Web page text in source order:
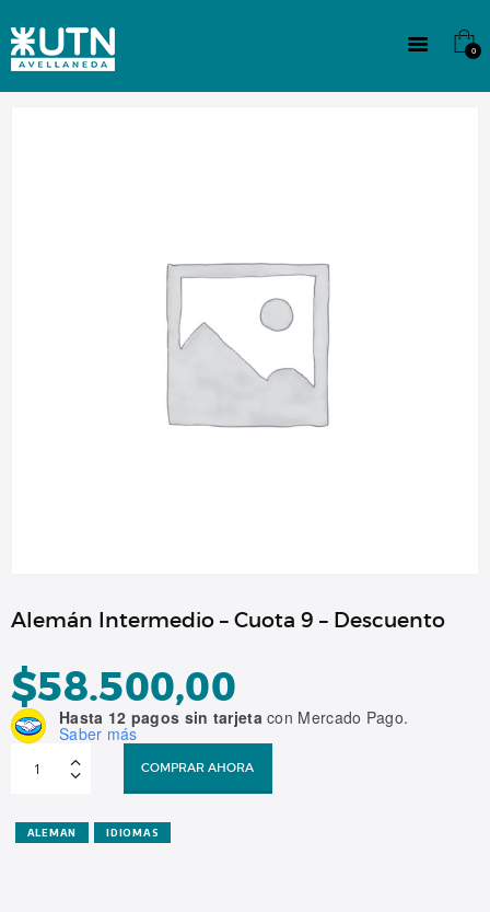
0
CULTURA
Alemán Intermedio – Cuota 9 – Descuento
$58.500,00
Hasta 12 pagos sin tarjetacon Mercado Pago.
Saber más
Intermedio
-
Descuento
COMPRAR AHORA
ALEMAN IDIOMAS